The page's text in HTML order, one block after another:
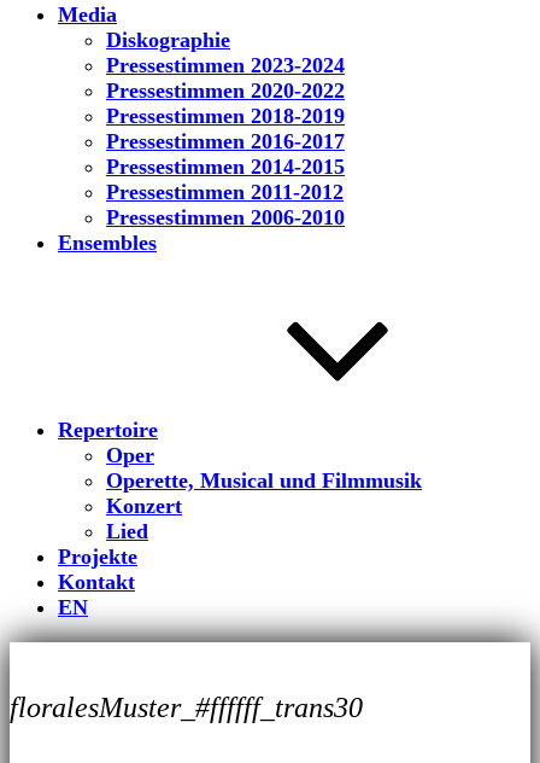
Media
Diskographie
Pressestimmen 2023-2024
Pressestimmen 2020-2022
Pressestimmen 2018-2019
Pressestimmen 2016-2017
Pressestimmen 2014-2015
Pressestimmen 2011-2012
Pressestimmen 2006-2010
Ensembles
Repertoire
Oper
Operette, Musical und Filmmusik
Konzert
Lied
Projekte
Kontakt
EN
floralesMuster_#ffffff_trans30